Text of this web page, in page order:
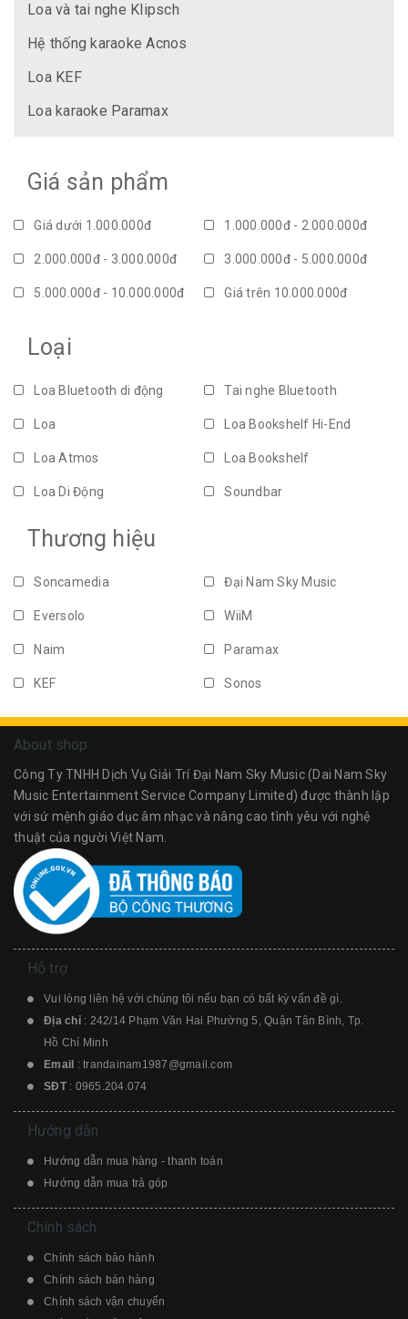
Loa và tai nghe Klipsch
Hệ thống karaoke Acnos
Loa KEF
Loa karaoke Paramax
Giá sản phẩm
Giá dưới 1.000.000đ 1.000.000đ - 2.000.000đ
2.000.000đ - 3.000.000đ 3.000.000đ - 5.000.000đ
5.000.000đ - 10.000.000đ Giá trên 10.000.000đ
Loại
Loa Bluetooth di động Tai nghe Bluetooth
Loa Loa Bookshelf Hi-End
Loa Atmos Loa Bookshelf
Loa Di Động Soundbar
Loa âm trần
Thương hiệu
Soncamedia Đại Nam Sky Music
Eversolo WiiM
Naim Paramax
KEF Sonos
PASION JBL
Dali
Acnos Klipsch
Fender Devialet
Vifa
Sennheiser Libratone
Dynaudio Sony
Monster Razer
Atlas Harman Kardon
Bose
About shop
Công Ty TNHH Dịch Vụ Giải Trí Đại Nam Sky Music (Dai Nam Sky
Music Entertainment Service Company Limited) được thành lập
với sứ mệnh giáo dục âm nhạc và nâng cao tình yêu với nghệ
thuật của người Việt Nam.
Hỗ trợ
Vui lòng liên hệ với chúng tôi nếu bạn có bất kỳ vấn đề gì.
Địa chỉ : 242/14 Phạm Văn Hai Phường 5, Quận Tân Bình, Tp.
Hồ Chí Minh
Email : trandainam1987@gmail.com
SĐT : 0965.204.074
Hướng dẫn
Hướng dẫn mua hàng - thanh toán
Hướng dẫn mua trả góp
Chính sách
Chính sách bảo hành
Chính sách bán hàng
Chính sách vận chuyển